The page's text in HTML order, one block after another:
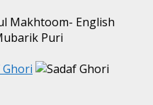
Makhtoom- English
Puri
Ghori